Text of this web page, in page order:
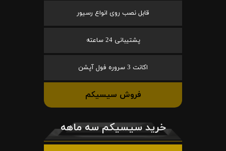
قابل نصب روی انواع رسیور
پشتیبانی 24 ساعته
اکانت 3 سروره فول آپشن
فروش سیسیکم
خرید سیسیکم سه ماهه